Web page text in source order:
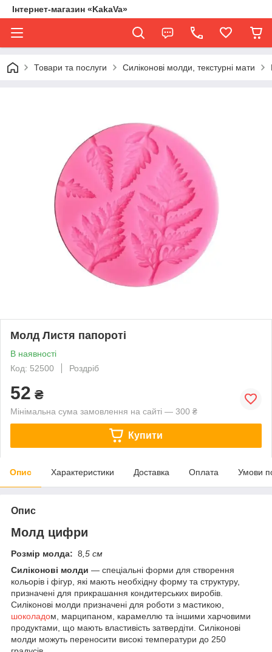
Інтернет-магазин «KakaVa»
Товари та послуги Силіконові молди, текстурні мати
Молд Листя папороті
В наявності
Код: 52500
Роздріб
52 ₴
Мінімальна сума замовлення на сайті — 300 ₴
Купити
Опис Характеристики Доставка Оплата Умови
Опис
Молд цифри
Розмір молда: 8,5 см
Силіконові молди — спеціальні форми для створення
кольорів і фігур, які мають необхідну форму та структуру,
призначені для прикрашання кондитерських виробів.
Силіконові молди призначені для роботи з мастикою,
шоколадом, марципаном, карамеллю та іншими харчовими
продуктами, що мають властивість затвердіти. Силіконові
молди можуть переносити високі температури до 250